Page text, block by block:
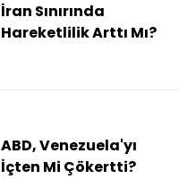
İran Sınırında
Hareketlilik Arttı Mı?
ABD, Venezuela'yı
İçten Mi Çökertti?